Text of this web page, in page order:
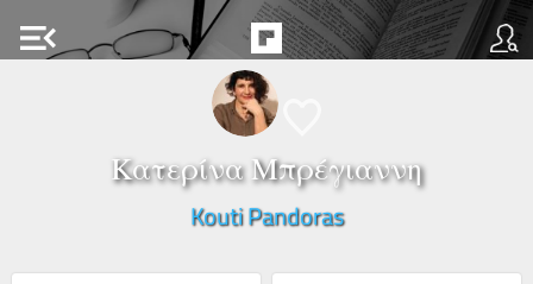
menu_open
Κατερίνα Μπρέγιαννη
Kouti Pandoras